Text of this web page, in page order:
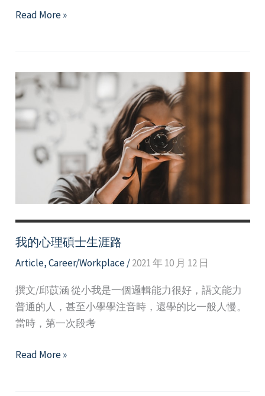
2023
精
選
好
文
Read More »
我的心理碩士生涯路
Article,Career/Workplace/2021 年 10 月 12 日
撰文/邱苡涵 從小我是一個邏輯能力很好，語文能力
普通的人，甚至小學學注音時，還學的比一般人慢。
當時，第一次段考
我
Read More »